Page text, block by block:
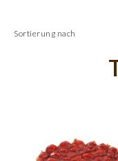
Sortierung nach